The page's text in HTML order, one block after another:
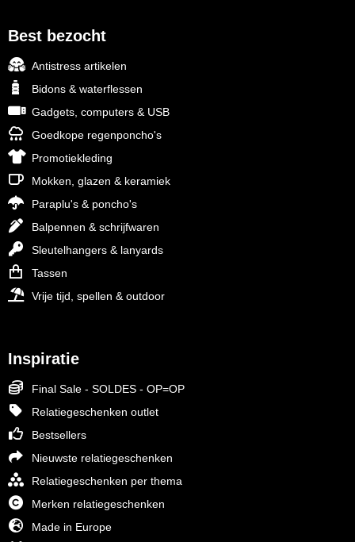
Best bezocht
Antistress artikelen
Bidons & waterflessen
Gadgets, computers & USB
Goedkope regenponcho's
Promotiekleding
Mokken, glazen & keramiek
Paraplu's & poncho's
Balpennen & schrijfwaren
Sleutelhangers & lanyards
Tassen
Vrije tijd, spellen & outdoor
Inspiratie
Final Sale - SOLDES - OP=OP
Relatiegeschenken outlet
Bestsellers
Nieuwste relatiegeschenken
Relatiegeschenken per thema
Merken relatiegeschenken
Made in Europe